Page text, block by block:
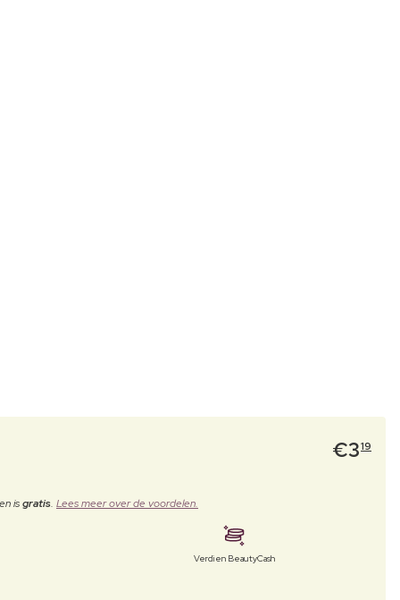
€319
isgratis. Lees meer over de voordelen.
Verdien BeautyCash